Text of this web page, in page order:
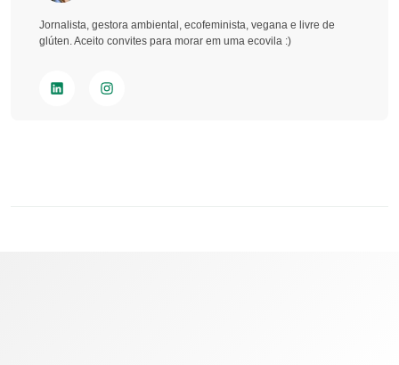
Jornalista, gestora ambiental, ecofeminista, vegana e livre de
glúten. Aceito convites para morar em uma ecovila :)